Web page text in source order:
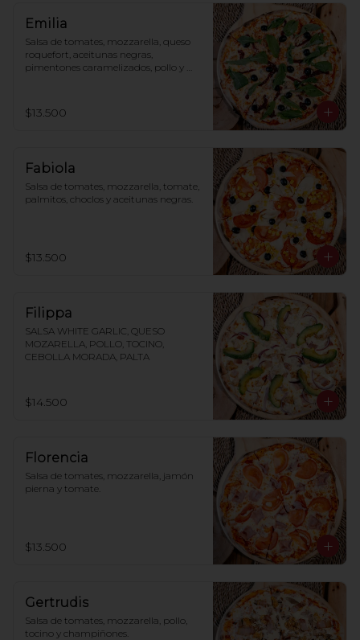
Emilia
Salsa de tomates, mozzarella, queso
roquefort, aceitunas negras,
pimentones caramelizados, pollo y
$13.500
Fabiola
Salsa de tomates, mozzarella, tomate,
palmitos, choclos y aceitunas negras.
$13.500
Filippa
SALSA WHITE GARLIC, QUESO
MOZARELLA, POLLO, TOCINO,
CEBOLLA MORADA, PALTA
$14.500
Florencia
Salsa de tomates, mozzarella, jamón
pierna y tomate.
$13.500
Gertrudis
Salsa de tomates, mozzarella, pollo,
tocino y champiñones.